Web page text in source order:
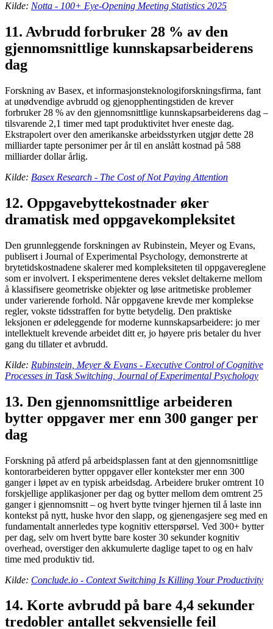
Kilde: Notta - 100+ Eye-Opening Meeting Statistics 2025
11. Avbrudd forbruker 28 % av den
gjennomsnittlige kunnskapsarbeiderens
dag
Forskning av Basex, et informasjonsteknologiforskningsfirma, fant
at unødvendige avbrudd og gjenopphentingstiden de krever
forbruker 28 % av den gjennomsnittlige kunnskapsarbeiderens dag –
tilsvarende 2,1 timer med tapt produktivitet hver eneste dag.
Ekstrapolert over den amerikanske arbeidsstyrken utgjør dette 28
milliarder tapte personimer per år til en anslått kostnad på 588
milliarder dollar årlig.
Kilde: Basex Research - The Cost of Not Paying Attention
12. Oppgavebyttekostnader øker
dramatisk med oppgavekompleksitet
Den grunnleggende forskningen av Rubinstein, Meyer og Evans,
publisert i Journal of Experimental Psychology, demonstrerte at
brytetidskostnadene skalerer med kompleksiteten til oppgavereglene
som er involvert. I eksperimentene deres vekslet deltakerne mellom
å klassifisere geometriske objekter og løse aritmetiske problemer
under varierende forhold. Når oppgavene krevde mer komplekse
regler, vokste tidsstraffen for bytte betydelig. Den praktiske
leksjonen er ødeleggende for moderne kunnskapsarbeidere: jo mer
intellektuelt krevende arbeidet ditt er, jo høyere pris betaler du hver
gang du tillater et avbrudd.
Kilde: Rubinstein, Meyer & Evans - Executive Control of Cognitive
Processes in Task Switching, Journal of Experimental Psychology
13. Den gjennomsnittlige arbeideren
bytter oppgaver mer enn 300 ganger per
dag
Forskning på atferd på arbeidsplassen fant at den gjennomsnittlige
kontorarbeideren bytter oppgaver eller kontekster mer enn 300
ganger i løpet av en typisk arbeidsdag. Arbeidere bruker omtrent 10
forskjellige applikasjoner per dag og bytter mellom dem omtrent 25
ganger i gjennomsnitt – og hvert bytte tvinger hjernen til å laste inn
kontekst på nytt, huske hvor den slapp, og gjenengasjere seg med en
fundamentalt annerledes type kognitiv etterspørsel. Ved 300+ bytter
per dag, selv om hvert bytte bare koster 30 sekunder kognitiv
overhead, overstiger den akkumulerte daglige tapet to og en halv
time med produktiv tid.
Kilde: Conclude.io - Context Switching Is Killing Your Productivity
14. Korte avbrudd på bare 4,4 sekunder
tredobler antallet sekvensielle feil